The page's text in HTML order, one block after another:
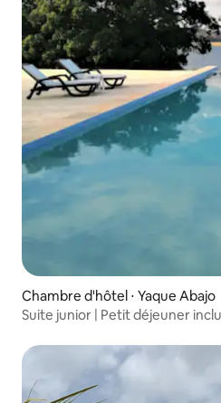
Chambre d'hôtel ⋅ Yaque Abajo
Suite junior | Petit déjeuner